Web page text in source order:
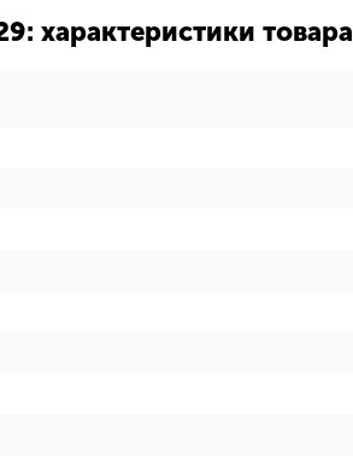
характеристики товара